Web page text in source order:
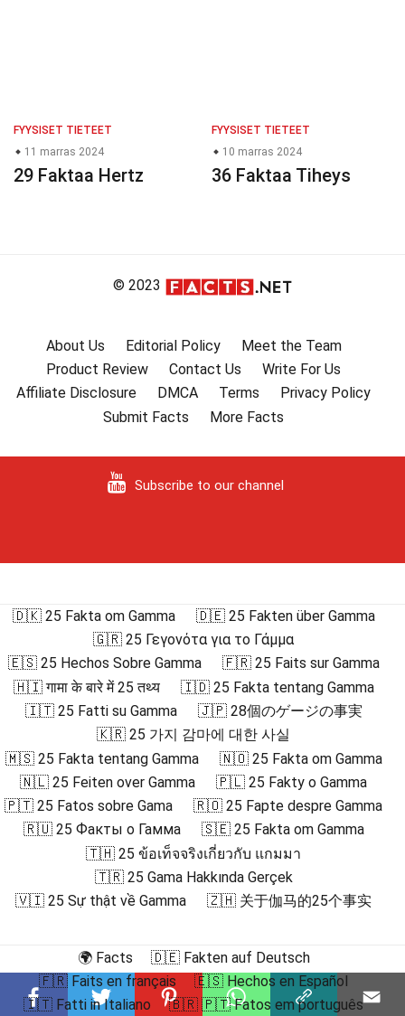
FYYSISET TIETEET
11 marras 2024
29 Faktaa Hertz
FYYSISET TIETEET
10 marras 2024
36 Faktaa Tiheys
© 2023
About Us Editorial Policy
Meet the Team
Product Review
Contact Us
Write For Us
Affiliate Disclosure
DMCA Terms
Privacy Policy
Submit Facts
More Facts
Subscribe to our channel
🇩🇰 25 Fakta om Gamma
🇩🇪 25 Fakten über Gamma
🇬🇷 25 Γεγονότα για το Γάμμα
🇪🇸 25 Hechos Sobre Gamma
🇫🇷 25 Faits sur Gamma
🇭🇮 गामा के बारे में 25 तथ्य
🇮🇩 25 Fakta tentang Gamma
🇮🇹 25 Fatti su Gamma
🇯🇵 28個のゲージの事実
🇰🇷 25 가지 감마에 대한 사실
🇲🇸 25 Fakta tentang Gamma
🇳🇴 25 Fakta om Gamma
🇳🇱 25 Feiten over Gamma
🇵🇱 25 Fakty o Gamma
🇵🇹 25 Fatos sobre Gama
🇷🇴 25 Fapte despre Gamma
🇷🇺 25 Факты о Гамма
🇸🇪 25 Fakta om Gamma
🇹🇭 25 ข้อเท็จจริงเกี่ยวกับ แกมมา
🇹🇷 25 Gama Hakkında Gerçek
🇻🇮 25 Sự thật về Gamma
🇿🇭 关于伽马的25个事实
🌍 Facts
🇩🇪 Fakten auf Deutsch
🇫🇷 Faits en français
🇪🇸 Hechos en Español
🇮🇹 Fatti in Italiano
🇧🇷 🇵🇹 Fatos em português